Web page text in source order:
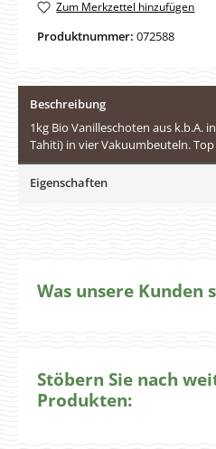
Zum Merkzettel hinzufügen
Produktnummer: 072588
Beschreibung
1kg Bio Vanilleschoten aus k.b.A.
Tahiti) in vier Vakuumbeuteln.
Eigenschaften
Was unsere Kunden
Stöbern Sie nach
Produkten: